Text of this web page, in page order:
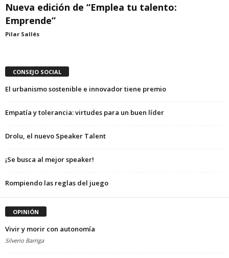
Nueva edición de “Emplea tu talento:
Emprende”
Pilar Sallés
CONSEJO SOCIAL
El urbanismo sostenible e innovador tiene premio
Empatía y tolerancia: virtudes para un buen líder
Drolu, el nuevo Speaker Talent
¡Se busca al mejor speaker!
Rompiendo las reglas del juego
OPINIÓN
Vivir y morir con autonomía
Silverio Barriga